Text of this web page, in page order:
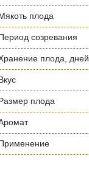
плода
созревания
плода, дней
плода